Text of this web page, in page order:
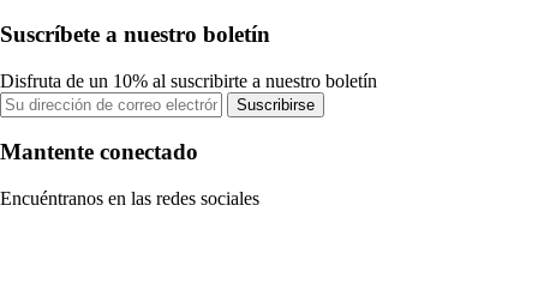
Suscríbete a nuestro boletín
Disfruta de un 10% al suscribirte a nuestro boletín
Suscribirse
Mantente conectado
Encuéntranos en las redes sociales